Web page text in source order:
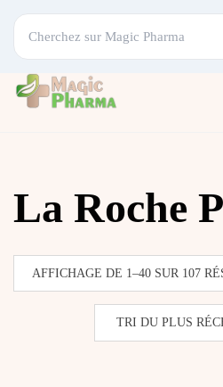
content
La Roche
AFFICHAGE DE 1–40 SUR 107